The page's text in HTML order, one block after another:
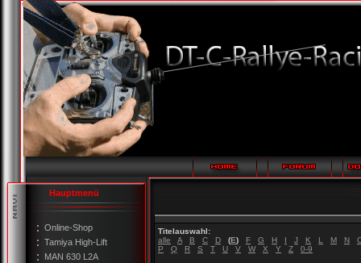
Hauptmenü
Online-Shop
Tamiya High-Lift
MAN 630 L2A
Titelauswahl:
alle
A B C D (E) F G H I J K L M N
P
Q R S T U V W X Y Z 0-9